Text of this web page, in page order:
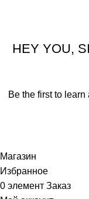
HEY YOU,
Be the first to
Магазин
Избранное
0 элемент Заказ